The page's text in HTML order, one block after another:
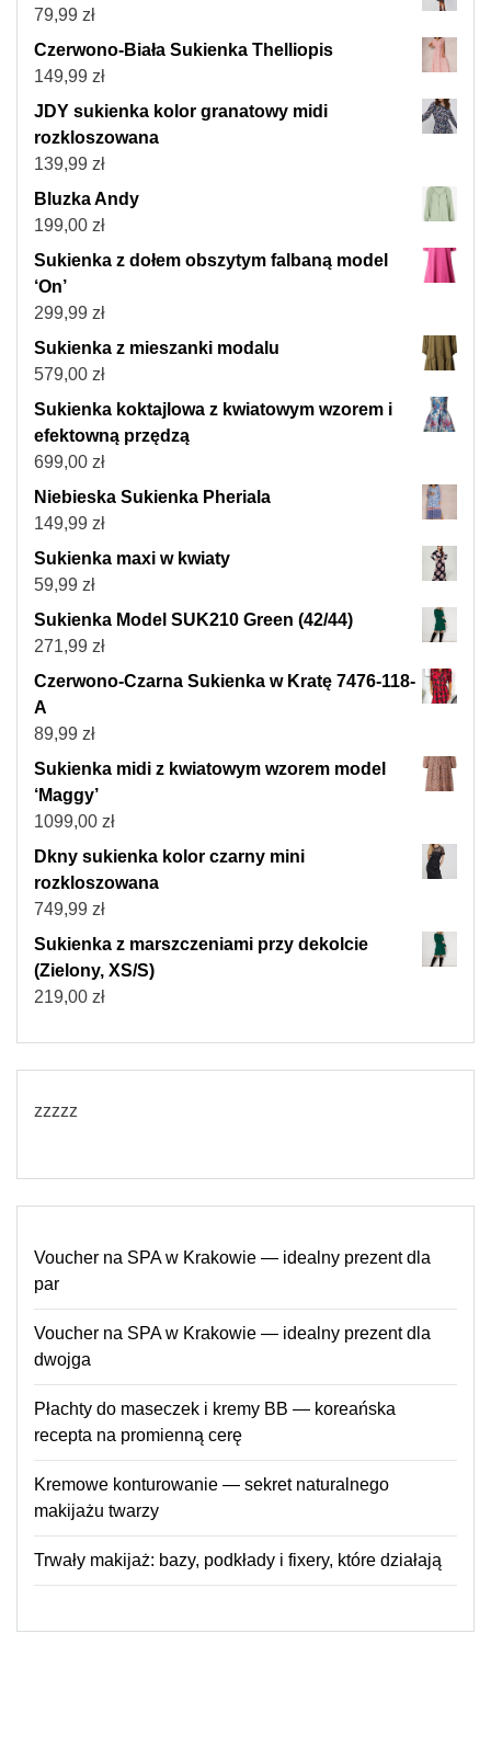
79,99 zł
Czerwono-Biała Sukienka Thelliopis
149,99 zł
JDY sukienka kolor granatowy midi
rozkloszowana
139,99 zł
Bluzka Andy
199,00 zł
Sukienka z dołem obszytym falbaną model
‘On’
299,99 zł
Sukienka z mieszanki modalu
579,00 zł
Sukienka koktajlowa z kwiatowym wzorem i
efektowną przędzą
699,00 zł
Niebieska Sukienka Pheriala
149,99 zł
Sukienka maxi w kwiaty
59,99 zł
Sukienka Model SUK210 Green (42/44)
271,99 zł
Czerwono-Czarna Sukienka w Kratę 7476-118-
A
89,99 zł
Sukienka midi z kwiatowym wzorem model
‘Maggy’
1099,00 zł
Dkny sukienka kolor czarny mini
rozkloszowana
749,99 zł
Sukienka z marszczeniami przy dekolcie
(Zielony, XS/S)
219,00 zł
zzzzz
Voucher na SPA w Krakowie — idealny prezent dla
par
Voucher na SPA w Krakowie — idealny prezent dla
dwojga
Płachty do maseczek i kremy BB — koreańska
recepta na promienną cerę
Kremowe konturowanie — sekret naturalnego
makijażu twarzy
Trwały makijaż: bazy, podkłady i fixery, które działają